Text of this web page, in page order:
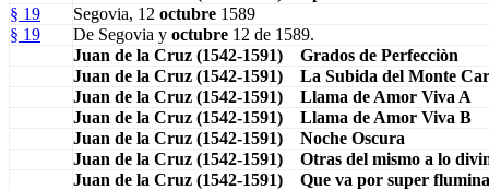
§ 19
Segovia, 12 octubre 1589
§ 19
De Segovia y octubre 12 de 1589.
Juan de la Cruz (1542-1591) Grados de Perfecciòn
Juan de la Cruz (1542-1591) La Subida del Monte
Juan de la Cruz (1542-1591) Llama de Amor Viva A
Juan de la Cruz (1542-1591) Llama de Amor Viva B
Juan de la Cruz (1542-1591) Noche Oscura
Juan de la Cruz (1542-1591) Otras del mismo a lo
Juan de la Cruz (1542-1591) Que va por super flumina